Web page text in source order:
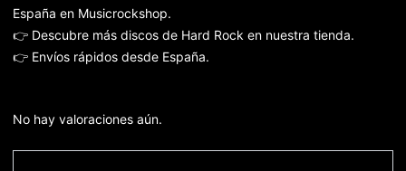
España en Musicrockshop.
👉 Descubre más discos de Hard Rock en nuestra tienda.
👉 Envíos rápidos desde España.
No hay valoraciones aún.